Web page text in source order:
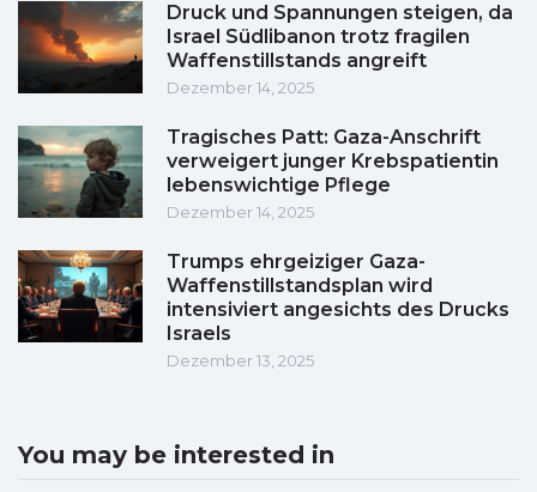
Druck und Spannungen steigen, da
Israel Südlibanon trotz fragilen
Waffenstillstands angreift
Dezember 14, 2025
Tragisches Patt: Gaza-Anschrift
verweigert junger Krebspatientin
lebenswichtige Pflege
Dezember 14, 2025
Trumps ehrgeiziger Gaza-
Waffenstillstandsplan wird
intensiviert angesichts des Drucks
Israels
Dezember 13, 2025
You may be interested in